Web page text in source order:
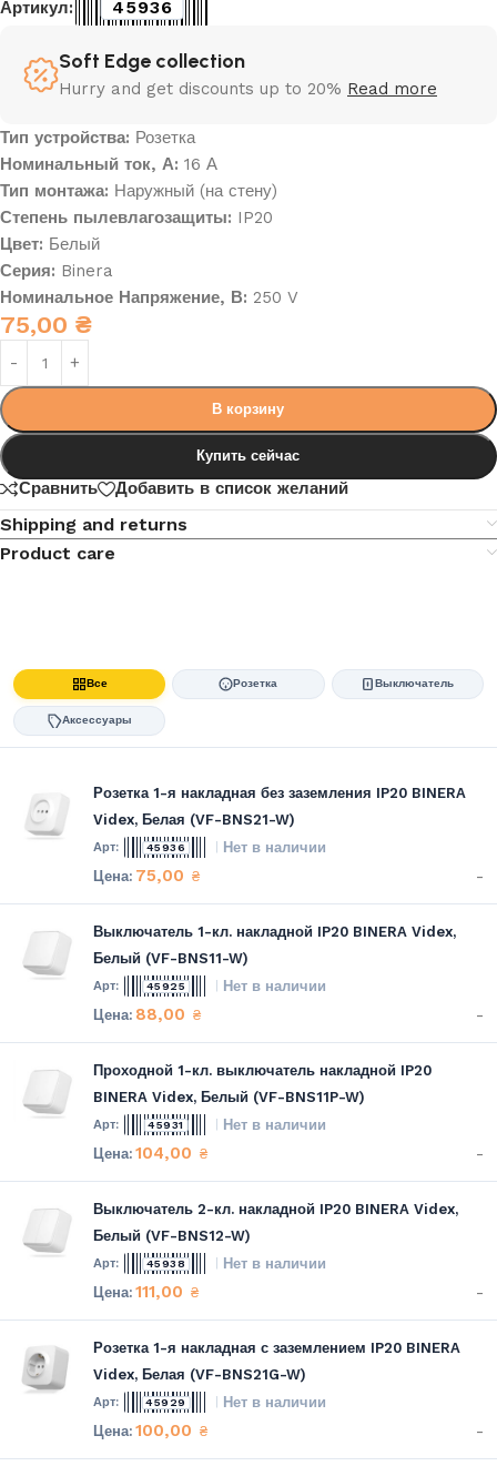
Артикул: 45936
Soft Edge collection
Hurry and get discounts up to 20% Read more
Тип устройства: Розетка
Номинальный ток, А: 16 А
Тип монтажа: Наружный (на стену)
Степень пылевлагозащиты: IP20
Цвет: Белый
Серия: Binera
Номинальное Напряжение, В: 250 V
75,00 ₴
В корзину
Купить сейчас
Сравнить Добавить в список желаний
Shipping and returns
Product care
Все Розетка Выключатель
Аксессуары
Розетка 1-я накладная без заземления IP20 BINERA
Videx, Белая (VF-BNS21-W)
45936 Нет в наличии
75,00 ₴ -
Выключатель 1-кл. накладной IP20 BINERA Videx,
Белый (VF-BNS11-W)
45925 Нет в наличии
88,00 ₴ -
Проходной 1-кл. выключатель накладной IP20
BINERA Videx, Белый (VF-BNS11P-W)
45931 Нет в наличии
104,00 ₴ -
Выключатель 2-кл. накладной IP20 BINERA Videx,
Белый (VF-BNS12-W)
45938 Нет в наличии
111,00 ₴ -
Розетка 1-я накладная с заземлением IP20 BINERA
Videx, Белая (VF-BNS21G-W)
45929 Нет в наличии
100,00 ₴ -